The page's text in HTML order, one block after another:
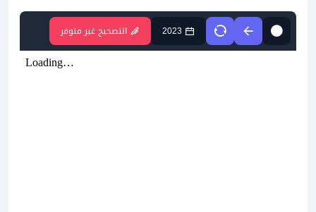
2023 التصحيح غير متوفر